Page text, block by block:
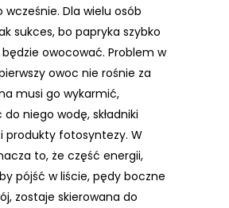
wcześnie. Dla wielu osób
sukces, bo papryka szybko
owocować. Problem w
owoc nie rośnie za
musi go wykarmić,
niego wodę, składniki
produkty fotosyntezy. W
to, że część energii,
pójść w liście, pędy boczne
zostaje skierowana do